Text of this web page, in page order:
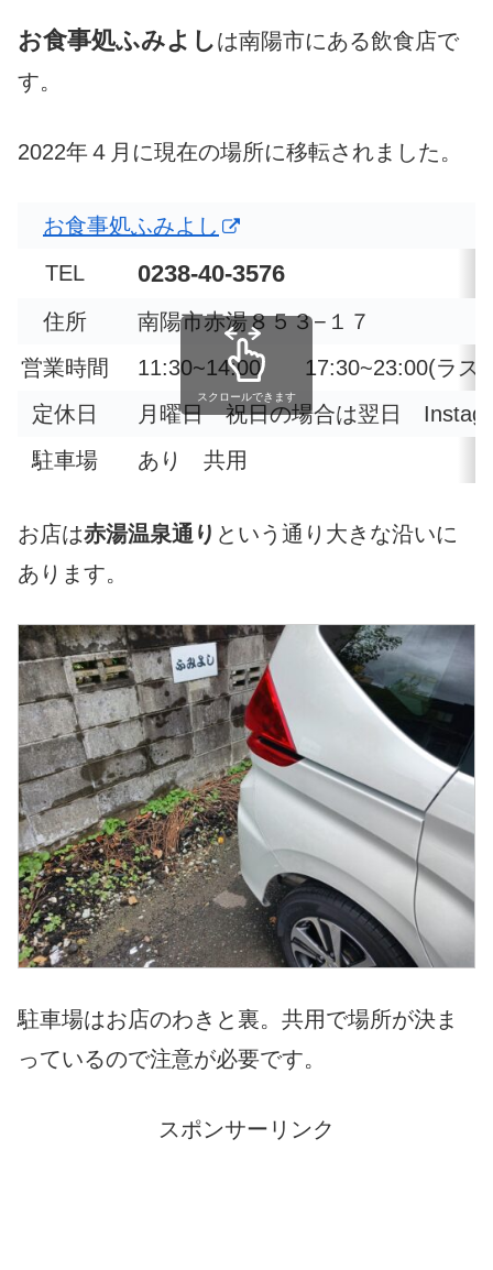
お食事処ふみよしは南陽市にある飲食店で
す。
2022年４月に現在の場所に移転されました。
お食事処ふみよし
TEL
0238-40-3576
住所
南陽市赤湯８５３−１７
営業時間
11:30~14:00 17:30~23:00(ラス
定休日
月曜日 祝日の場合は翌日
駐車場
あり 共用
スクロールできます
お店は赤湯温泉通り という通り大きな沿いに
あります。
駐車場はお店のわきと裏。共用で場所が決ま
っているので注意が必要です。
スポンサーリンク